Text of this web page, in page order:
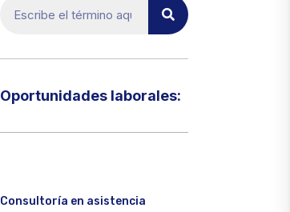
Oportunidades laborales:​
Consultoría en asistencia